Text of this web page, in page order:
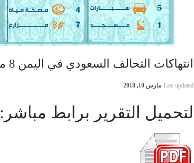
انتهاكات التحالف السعودي في اليمن 8 مارس 2018
Last updated مارس 10, 2018
لتحميل التقرير برابط مباشر: